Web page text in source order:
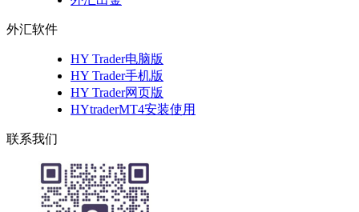
外汇软件
HY Trader电脑版
HY Trader手机版
HY Trader网页版
HYtraderMT4安装使用
联系我们